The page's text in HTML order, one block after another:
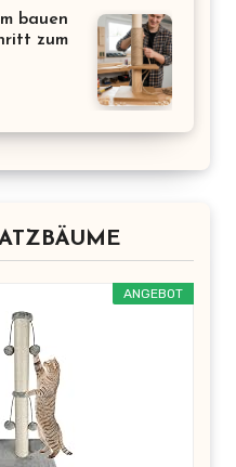
bauen
zum
ANGEBOT